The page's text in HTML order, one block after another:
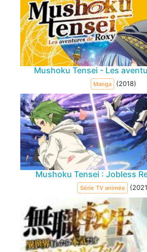
Mushoku Tensei - Les
Manga (2018)
Mushoku Tensei : Jobless
Série TV animée